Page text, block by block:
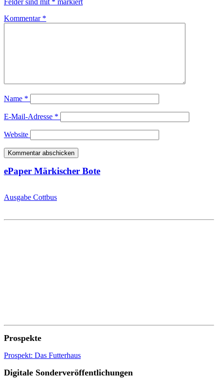
Felder sind mit * markiert
Kommentar *
Name *
E-Mail-Adresse *
Website
ePaper Märkischer Bote
Ausgabe Cottbus
Prospekte
Prospekt: Das Futterhaus
Digitale Sonderveröffentlichungen